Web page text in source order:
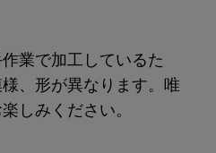
業で加工しているた
、形が異なります。唯
しみください。